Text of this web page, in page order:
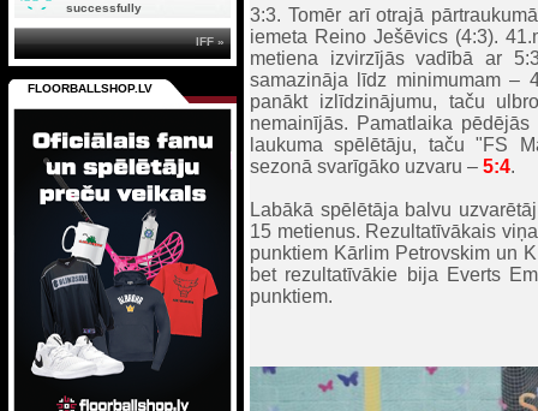
3:3. Tomēr arī otrajā
iemeta Reino Ješēvics (4:3).
metiena izvirzījās vadībā ar
samazināja līdz minimumam –
panākt izlīdzinājumu, taču
nemainījās. Pamatlaika
laukuma spēlētāju, taču "FS
sezonā svarīgāko uzvaru – 5:4.
Labākā spēlētāja balvu
15 metienus. Rezultatīvākais
punktiem Kārlim Petrovskim un
bet rezultatīvākie bija Everts
punktiem.
successfully
IFF »
FLOORBALLSHOP.LV